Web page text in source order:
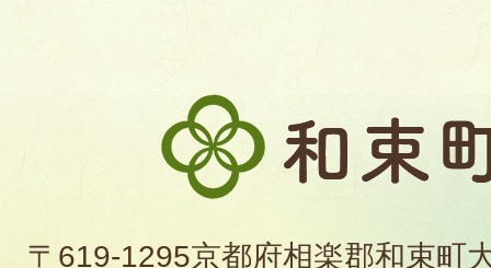
和
束
〒619-1295京都府相楽郡和束町